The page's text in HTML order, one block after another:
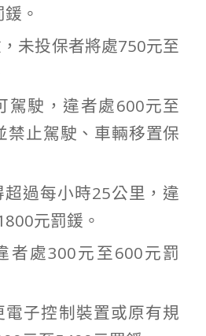
。
未投保者將處750元至
駕駛，違者處600元至
禁止駕駛、車輛移置保
過每小時25公里，違
元罰鍰。
者處300元至600元罰
子控制裝置或原有規